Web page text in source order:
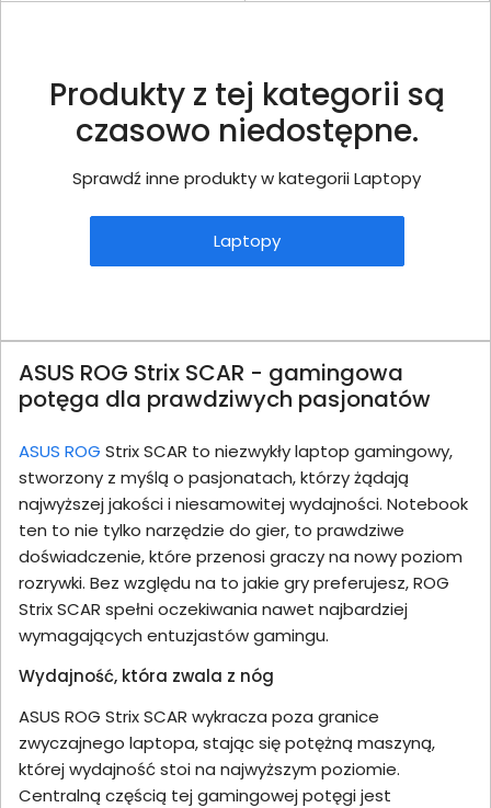
Produkty z tej kategorii są
czasowo niedostępne.
Sprawdź inne produkty w kategorii Laptopy
Laptopy
ASUS ROG Strix SCAR - gamingowa
potęga dla prawdziwych pasjonatów
ASUS ROG Strix SCAR to niezwykły laptop gamingowy,
stworzony z myślą o pasjonatach, którzy żądają
najwyższej jakości i niesamowitej wydajności. Notebook
ten to nie tylko narzędzie do gier, to prawdziwe
doświadczenie, które przenosi graczy na nowy poziom
rozrywki. Bez względu na to jakie gry preferujesz, ROG
Strix SCAR spełni oczekiwania nawet najbardziej
wymagających entuzjastów gamingu.
Wydajność, która zwala z nóg
ASUS ROG Strix SCAR wykracza poza granice
zwyczajnego laptopa, stając się potężną maszyną,
której wydajność stoi na najwyższym poziomie.
Centralną częścią tej gamingowej potęgi jest